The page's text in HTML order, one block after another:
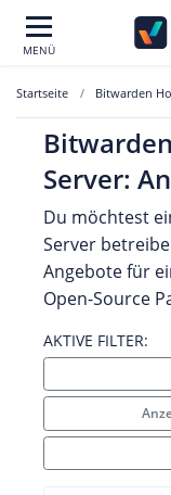
MENÜ
Startseite Bitwarden
Server:
Du möchtest
Server
Angebote für
Open-Source
AKTIVE FILTER: